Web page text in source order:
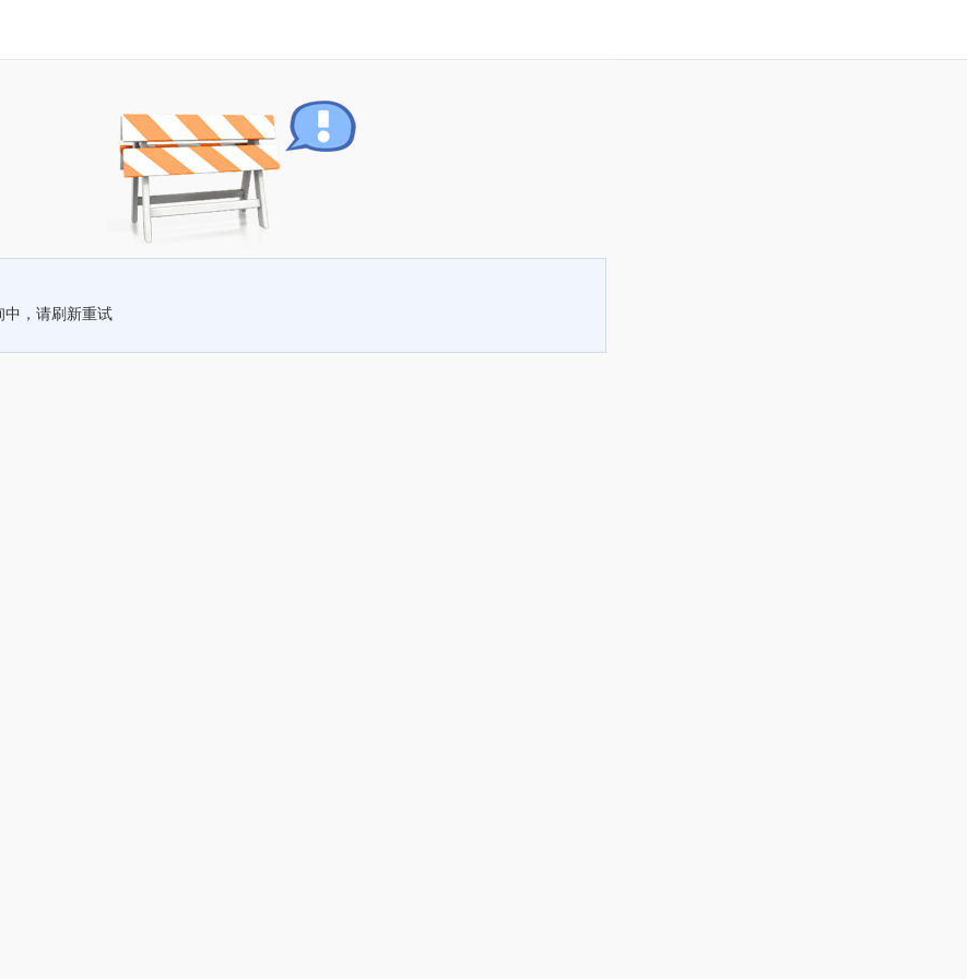
中，请刷新重试